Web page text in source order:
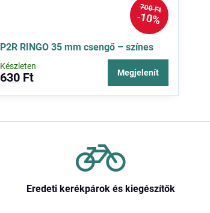
700 Ft
10%
P2R RINGO 35 mm csengő – színes
Készleten
630 Ft Megjelenít
Eredeti kerékpárok és kiegészítők